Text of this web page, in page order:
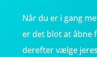
Når du er i gang
er det blot at åbne
derefter vælge